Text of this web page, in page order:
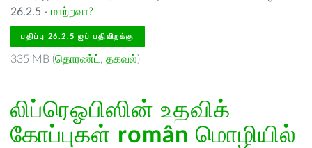
26.2.5 - மாற்றவா?
பதிப்பு 26.2.5 ஐப் பதிவிறக்கு
335 MB (தொரண்ட் , தகவல்)
லிப்ரெஓபிஸின் உதவிக்
கோப்புகள் român மொழியில்